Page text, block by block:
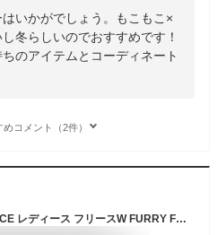
いかがでしょう。もこもこ×
冬らしいのでおすすめです！
のアイテムとコーディネート
コメント（2件）
ノースフェイスTHE NORTH FACE レディース フリースW FURRY FLEECE 2.0 JACKETウィメンズ ファーリーフリース2.0ジャケットTNF BLACK（ブラック）BLCHDSND/HWTHKH(ブリーチサンド/ホーソーンカーキ）HWTHRKH/UTLTYBN(ホーソーンカーキ/ユーティ